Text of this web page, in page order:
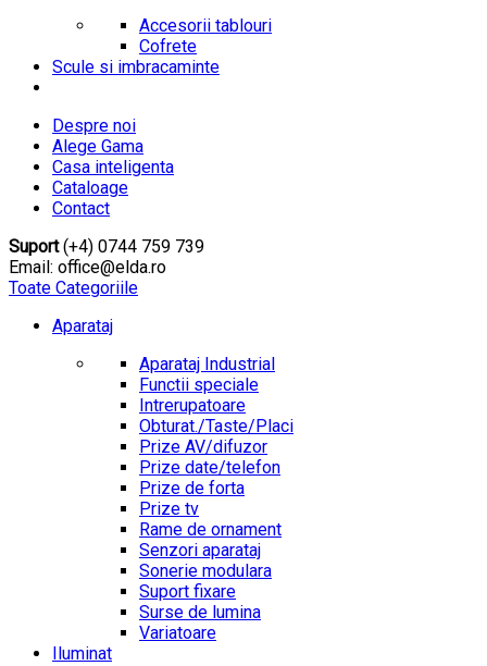
Accesorii tablouri
Cofrete
Scule si imbracaminte
Despre noi
Alege Gama
Casa inteligenta
Cataloage
Contact
Suport(+4) 0744 759 739
Email: office@elda.ro
Toate Categoriile
Aparataj
Aparataj Industrial
Functii speciale
Intrerupatoare
Obturat./Taste/Placi
Prize AV/difuzor
Prize date/telefon
Prize de forta
Prize tv
Rame de ornament
Senzori aparataj
Sonerie modulara
Suport fixare
Surse de lumina
Variatoare
Iluminat